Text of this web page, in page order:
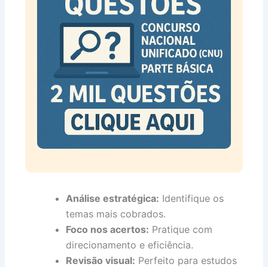
Análise estratégica: Identifique os
temas mais cobrados.
Foco nos acertos: Pratique com
direcionamento e eficiência.
Revisão visual: Perfeito para estudos